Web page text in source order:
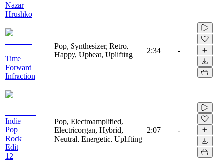
Nazar
Hrushko
Time
Forward
Infraction
Pop, Synthesizer, Retro,
Happy, Upbeat, Uplifting
2:34 -
Indie
Pop
Rock
Edit
12
Pop, Electroamplified,
Electricorgan, Hybrid,
Neutral, Energetic, Uplifting
2:07 -